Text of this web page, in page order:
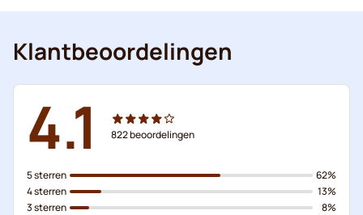
Klantbeoordelingen
4.1 822beoordelingen
5 sterren
4 sterren
3 sterren
62%
13%
8%